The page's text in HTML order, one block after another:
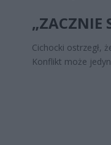
„ZACZNIE
Cichocki ostrzegł,
Konflikt może